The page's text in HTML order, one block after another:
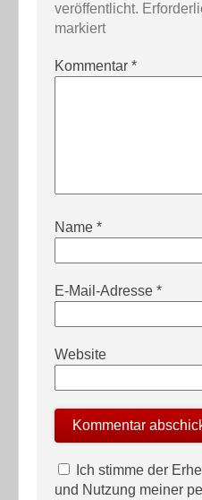
veröffentlicht.
markiert
Kommentar *
Name *
E-Mail-Adresse *
Website
Ich stimme der
und Nutzung meiner